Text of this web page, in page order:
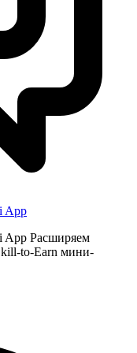
App
App Расширяем
to-Earn мини-